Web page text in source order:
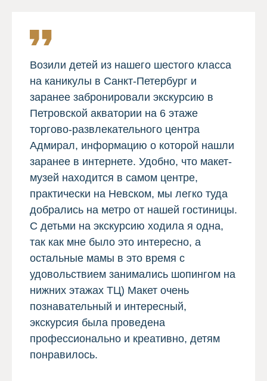
Возили детей из нашего шестого класса
на каникулы в Санкт-Петербург и
заранее забронировали экскурсию в
Петровской акватории на 6 этаже
торгово-развлекательного центра
Адмирал, информацию о которой нашли
заранее в интернете. Удобно, что макет-
музей находится в самом центре,
практически на Невском, мы легко туда
добрались на метро от нашей гостиницы.
С детьми на экскурсию ходила я одна,
так как мне было это интересно, а
остальные мамы в это время с
удовольствием занимались шопингом на
нижних этажах ТЦ) Макет очень
познавательный и интересный,
экскурсия была проведена
профессионально и креативно, детям
понравилось.